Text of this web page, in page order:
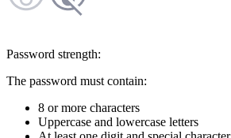
Password strength:
The password must contain:
8 or more characters
Uppercase and lowercase letters